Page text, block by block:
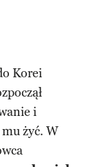
Korei
i
żyć. W